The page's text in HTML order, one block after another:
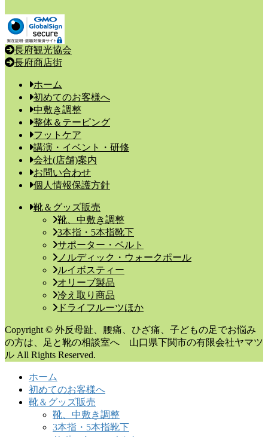
長府観光協会
長府商店街
ホーム
初めてのお客様へ
中敷き調整
整体＆テーピング
フットケア
講演・イベント・研修
会社(店舗)案内
お問い合わせ
個人情報保護方針
靴＆グッズ販売
靴、中敷き調整
3本指・5本指靴下
サポーター・ベルト
ノルディック・ウォークポール
ルイボスティー
オリーブ製品
冷え取り商品
ドライフルーツほか
Copyright © 外反母趾、腰痛、ひざ痛、子どもの足でお悩み
の方は、足と靴の相談室へ 山口県下関市の有限会社ヤマツ
ル All Rights Reserved.
ホーム
初めてのお客様へ
靴＆グッズ販売
靴、中敷き調整
3本指・5本指靴下